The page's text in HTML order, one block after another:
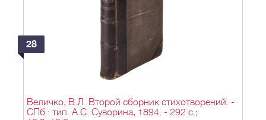
28
Величко, В.Л. Второй сборник стихотворений. -
СПб.: тип. А.С. Суворина, 1894. - 292 с.;